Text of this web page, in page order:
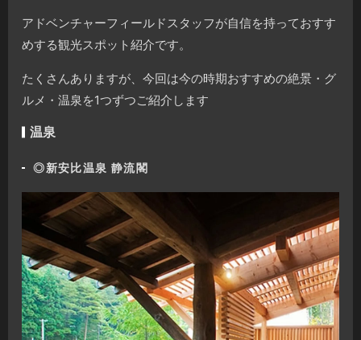
アドベンチャーフィールドスタッフが自信を持っておすす
めする観光スポット紹介です。
たくさんありますが、今回は今の時期おすすめの絶景・グ
ルメ・温泉を1つずつご紹介します
温泉
◎新安比温泉 静流閣